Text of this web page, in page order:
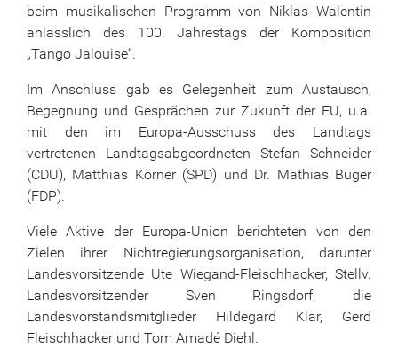
beim musikalischen Programm von Niklas Walentin
anlässlich des 100. Jahrestags der Komposition
„Tango Jalouise“.
Im Anschluss gab es Gelegenheit zum Austausch,
Begegnung und Gesprächen zur Zukunft der EU, u.a.
mit den im Europa-Ausschuss des Landtags
vertretenen Landtagsabgeordneten Stefan Schneider
(CDU), Matthias Körner (SPD) und Dr. Mathias Büger
(FDP).
Viele Aktive der Europa-Union berichteten von den
Zielen ihrer Nichtregierungsorganisation, darunter
Landesvorsitzende Ute Wiegand-Fleischhacker, Stellv.
Landesvorsitzender Sven Ringsdorf, die
Landesvorstandsmitglieder Hildegard Klär, Gerd
Fleischhacker und Tom Amadé Diehl.